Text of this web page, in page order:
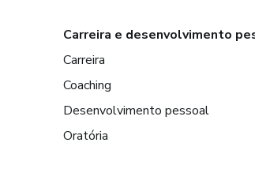
Carreira e desenvolvimento
Carreira
Coaching
Desenvolvimento pessoal
Oratória